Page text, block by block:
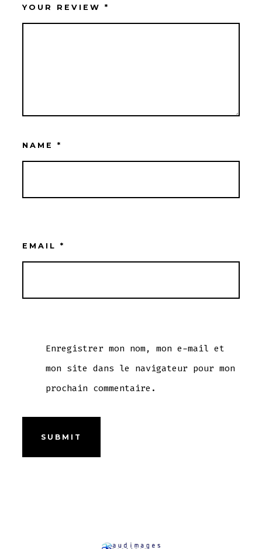
YOUR REVIEW *
NAME *
EMAIL *
Enregistrer mon nom, mon e-mail et
mon site dans le navigateur pour mon
prochain commentaire.